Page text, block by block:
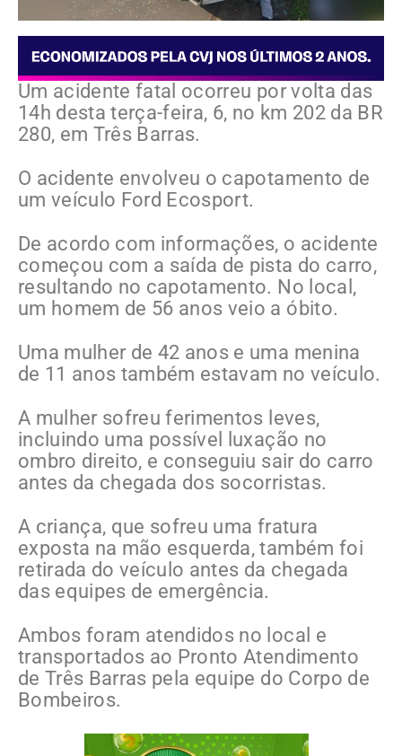
Um acidente fatal ocorreu por volta das
14h desta terça-feira, 6, no km 202 da BR
280, em Três Barras.
O acidente envolveu o capotamento de
um veículo Ford Ecosport.
De acordo com informações, o acidente
começou com a saída de pista do carro,
resultando no capotamento. No local,
um homem de 56 anos veio a óbito.
Uma mulher de 42 anos e uma menina
de 11 anos também estavam no veículo.
A mulher sofreu ferimentos leves,
incluindo uma possível luxação no
ombro direito, e conseguiu sair do carro
antes da chegada dos socorristas.
A criança, que sofreu uma fratura
exposta na mão esquerda, também foi
retirada do veículo antes da chegada
das equipes de emergência.
Ambos foram atendidos no local e
transportados ao Pronto Atendimento
de Três Barras pela equipe do Corpo de
Bombeiros.